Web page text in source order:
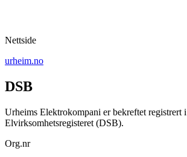
Nettside
urheim.no
DSB
Urheims Elektrokompani er bekreftet registrert i
Elvirksomhetsregisteret (DSB).
Org.nr